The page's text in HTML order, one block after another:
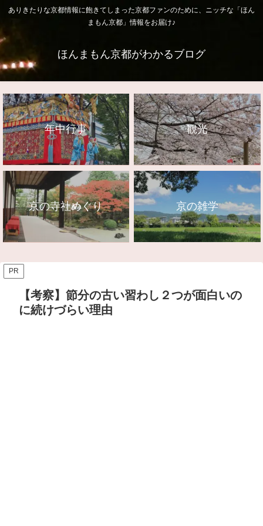
ありきたりな京都情報に飽きてしまった京都ファンのために、ニッチな「ほん
まもん京都」情報をお届け♪
ほんまもん京都がわかるブログ
年中行事 観光
京の寺社めぐり 京の雑学
PR
【考察】節分の古い習わし２つが面白いの
に続けづらい理由